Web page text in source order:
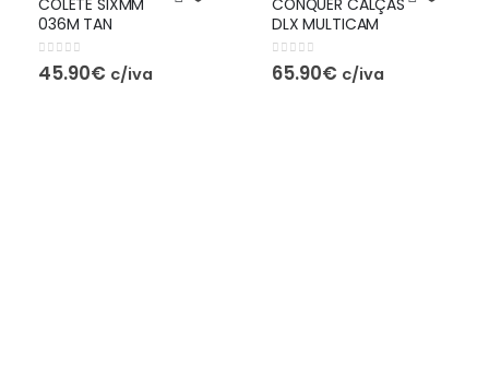
COLETE SIXMM
036M TAN
0out of 5
45.90€ c/iva
CONQUER CALÇAS
DLX MULTICAM
0out of 5
65.90€ c/iva